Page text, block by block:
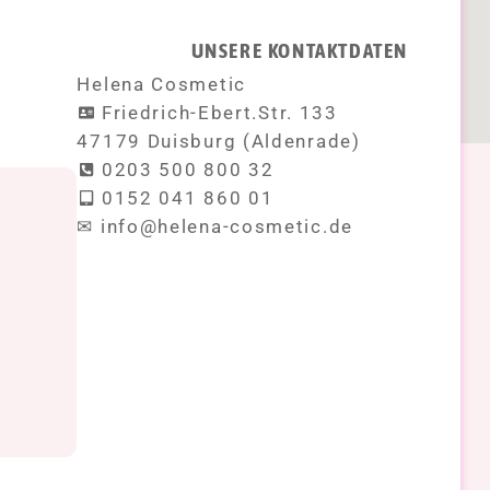
UNSERE KONTAKTDATEN
Helena Cosmetic
Friedrich-Ebert.Str. 133
47179 Duisburg (Aldenrade)
0203 500 800 32
0152 041 860 01
✉ info@helena-cosmetic.de